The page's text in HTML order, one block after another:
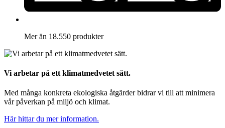
Mer än 18.550 produkter
Vi arbetar på ett klimatmedvetet sätt.
Med många konkreta ekologiska åtgärder bidrar vi till att minimera
vår påverkan på miljö och klimat.
Här hittar du mer information.